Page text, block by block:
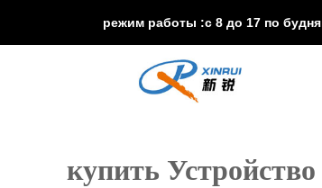
режим работы :с 8 до 17 по
купить